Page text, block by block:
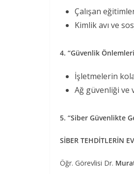
Çalışan
Kimlik avı ve
4. “Güvenlik
İşletmelerin
Ağ güvenliği ve
5. “Siber Güvenlikte
SİBER TEHDİTLERİN
Öğr. Görevlisi Dr.